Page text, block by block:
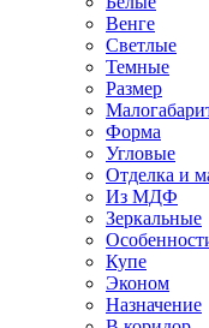
Венге
Светлые
Темные
Размер
Форма
Угловые
Отделка и
Из МДФ
Зеркальные
Купе
Эконом
Назначение